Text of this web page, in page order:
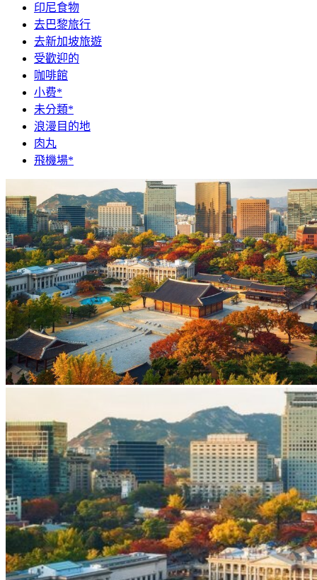
印尼食物
去巴黎旅行
去新加坡旅遊
受歡迎的
咖啡館
小费*
未分類*
浪漫目的地
肉丸
飛機場*